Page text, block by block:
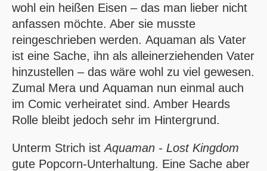
wohl ein heißen Eisen – das man lieber nicht
anfassen möchte. Aber sie musste
reingeschrieben werden. Aquaman als Vater
ist eine Sache, ihn als alleinerziehenden Vater
hinzustellen – das wäre wohl zu viel gewesen.
Zumal Mera und Aquaman nun einmal auch
im Comic verheiratet sind. Amber Heards
Rolle bleibt jedoch sehr im Hintergrund.
Unterm Strich istAquaman - Lost Kingdom
gute Popcorn-Unterhaltung. Eine Sache aber